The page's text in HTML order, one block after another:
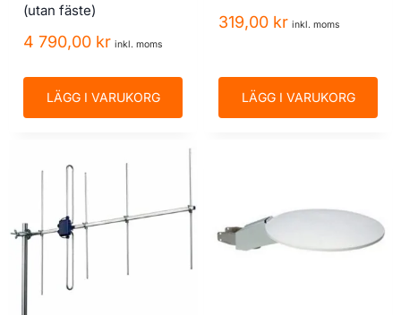
(utan fäste)
4 790,00 kr inkl. moms
LÄGG I VARUKORG
319,00 kr inkl. moms
LÄGG I VARUKORG